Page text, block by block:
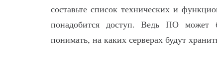
составьте список технических и
понадобится доступ. Ведь ПО
понимать, на каких серверах будут